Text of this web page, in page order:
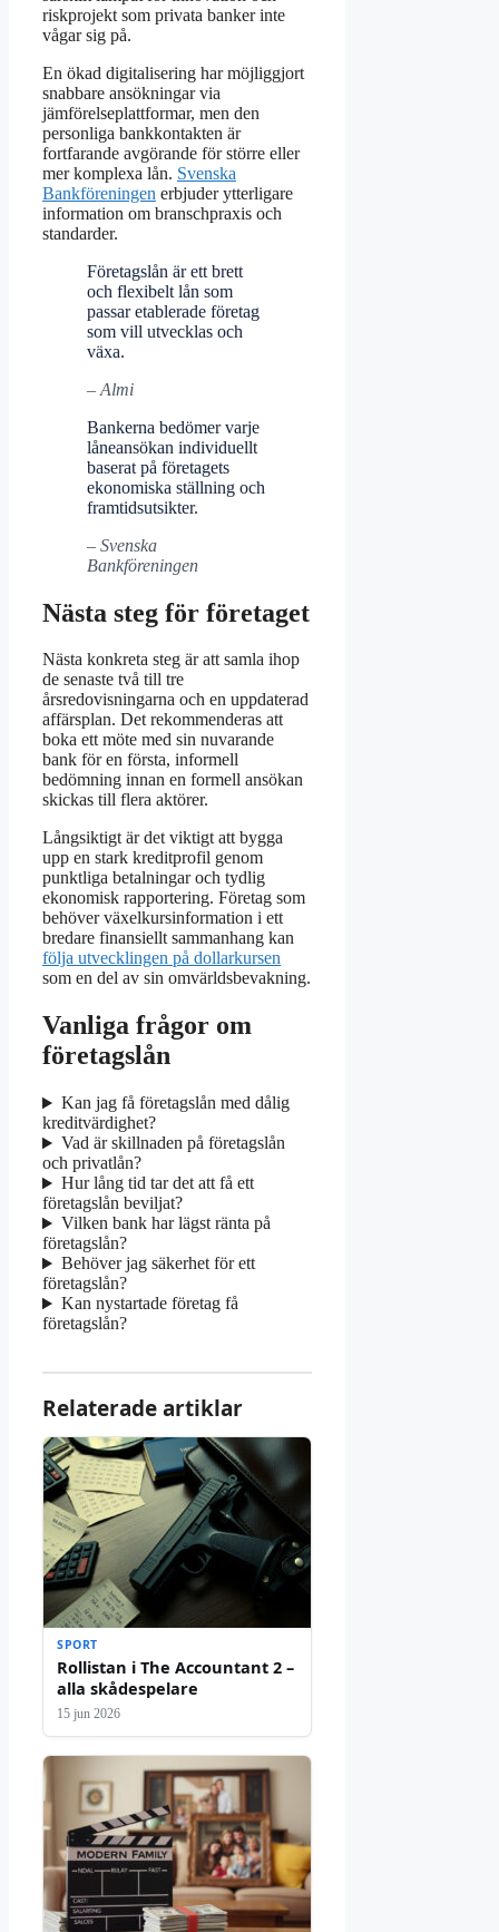
riskprojekt som privata banker inte
vågar sig på.
En ökad digitalisering har möjliggjort
snabbare ansökningar via
jämförelseplattformar, men den
personliga bankkontakten är
fortfarande avgörande för större eller
mer komplexa lån. Svenska
Bankföreningen erbjuder ytterligare
information om branschpraxis och
standarder.
Företagslån är ett brett
och flexibelt lån som
passar etablerade företag
som vill utvecklas och
växa.
– Almi
Bankerna bedömer varje
låneansökan individuellt
baserat på företagets
ekonomiska ställning och
framtidsutsikter.
– Svenska
Bankföreningen
Nästa steg för företaget
Nästa konkreta steg är att samla ihop
de senaste två till tre
årsredovisningarna och en uppdaterad
affärsplan. Det rekommenderas att
boka ett möte med sin nuvarande
bank för en första, informell
bedömning innan en formell ansökan
skickas till flera aktörer.
Långsiktigt är det viktigt att bygga
upp en stark kreditprofil genom
punktliga betalningar och tydlig
ekonomisk rapportering. Företag som
behöver växelkursinformation i ett
bredare finansiellt sammanhang kan
följa utvecklingen på dollarkursen
som en del av sin omvärldsbevakning.
Vanliga frågor om
företagslån
Kan jag få företagslån med dålig
kreditvärdighet?
Vad är skillnaden på företagslån
och privatlån?
Hur lång tid tar det att få ett
företagslån beviljat?
Vilken bank har lägst ränta på
företagslån?
Behöver jag säkerhet för ett
företagslån?
Kan nystartade företag få
företagslån?
Relaterade artiklar
SPORT
Rollistan i The Accountant 2 –
alla skådespelare
15 jun 2026